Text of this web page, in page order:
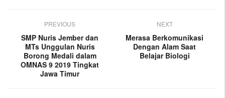
PREVIOUS
SMP Nuris Jember dan
MTs Unggulan Nuris
Borong Medali dalam
OMNAS 9 2019 Tingkat
Jawa Timur
NEXT
Merasa Berkomunikasi
Dengan Alam Saat
Belajar Biologi